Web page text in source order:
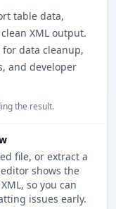
table data,
XML output.
data cleanup,
and developer
the result.
file, or extract a
shows the
so you can
issues early.